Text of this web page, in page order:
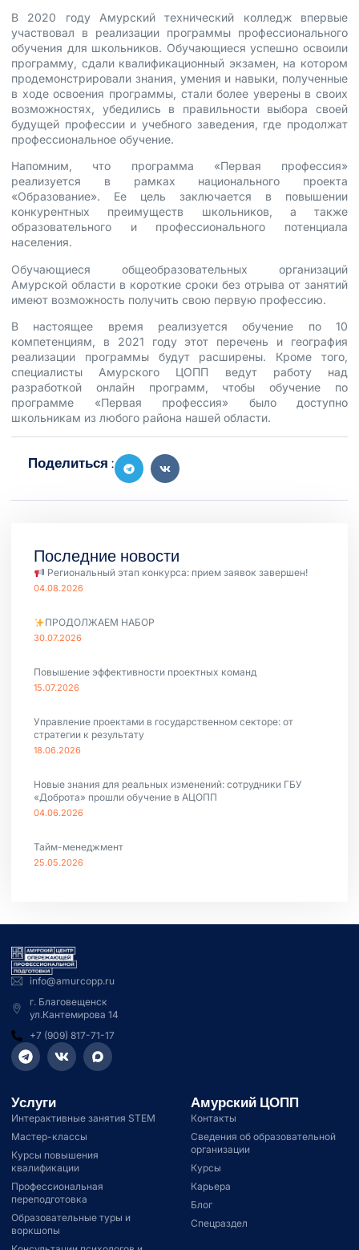
В 2020 году Амурский технический колледж впервые
участвовал в реализации программы профессионального
обучения для школьников. Обучающиеся успешно освоили
программу, сдали квалификационный экзамен, на котором
продемонстрировали знания, умения и навыки, полученные
в ходе освоения программы, стали более уверены в своих
возможностях, убедились в правильности выбора своей
будущей профессии и учебного заведения, где продолжат
профессиональное обучение.
Напомним, что программа «Первая профессия»
реализуется в рамках национального проекта
«Образование». Ее цель заключается в повышении
конкурентных преимуществ школьников, а также
образовательного и профессионального потенциала
населения.
Обучающиеся общеобразовательных организаций
Амурской области в короткие сроки без отрыва от занятий
имеют возможность получить свою первую профессию.
В настоящее время реализуется обучение по 10
компетенциям, в 2021 году этот перечень и география
реализации программы будут расширены. Кроме того,
специалисты Амурского ЦОПП ведут работу над
разработкой онлайн программ, чтобы обучение по
программе «Первая профессия» было доступно
школьникам из любого района нашей области.
Поделиться :
Последние новости
Региональный этап конкурса: прием заявок завершен!
04.08.2026
ПРОДОЛЖАЕМ НАБОР
30.07.2026
Повышение эффективности проектных команд
15.07.2026
Управление проектами в государственном секторе: от
стратегии к результату
18.06.2026
Новые знания для реальных изменений: сотрудники ГБУ
«Доброта» прошли обучение в АЦОПП
04.06.2026
Тайм-менеджмент
25.05.2026
info@amurcopp.ru
г. Благовещенск
ул.Кантемирова 14
+7 (909) 817-71-17
Услуги
Интерактивные занятия STEM
Мастер-классы
Курсы повышения
квалификации
Профессиональная
переподготовка
Образовательные туры и
воркшопы
Амурский ЦОПП
Контакты
Сведения об образовательной
организации
Курсы
Карьера
Блог
Спецраздел